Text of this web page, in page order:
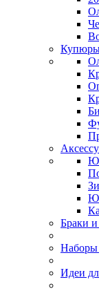
Браки
Наборы
Идеи